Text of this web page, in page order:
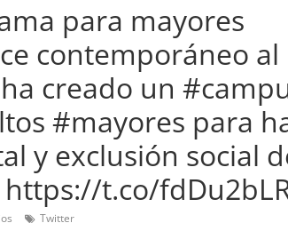
para mayores
contemporáneo al
creado un
#mayores para
y exclusión social
t.co/
Twitter